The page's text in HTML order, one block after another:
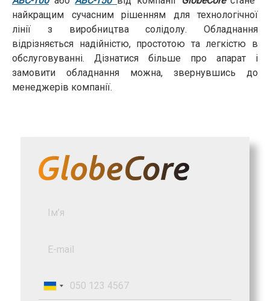
найкращим сучасним рішенням для технологічної
лінії з виробництва солідолу. Обладнання
відрізняється надійністю, простотою та легкістю в
обслуговуванні. Дізнатися більше про апарат і
замовити обладнання можна, звернувшись до
менеджерів компанії.